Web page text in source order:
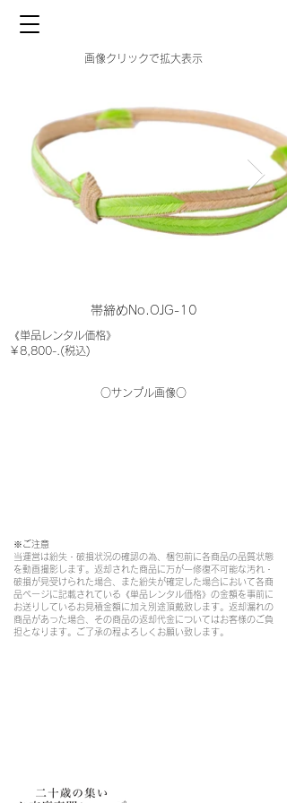
画像クリックで拡大表示
帯締めNo.OJG-10
《単品レンタル価格》
￥8,800-.(税込)
○サンプル画像○
※ご注意​
当運営は紛失・破損状況の確認の為、梱包前に各商品の品質状態
を動画撮影します。返却された商品に万が一修復不可能な汚れ・
破損が見受けられた場合、また紛失が確定した場合において各商
品ページに記載されている《単品レンタル価格》の金額を事前に
お送りしているお見積金額に加え別途頂戴致します。返却漏れの
商品があった場合、その商品の返却代金についてはお客様のご負
担となります。ご了承の程よろしくお願い致します。